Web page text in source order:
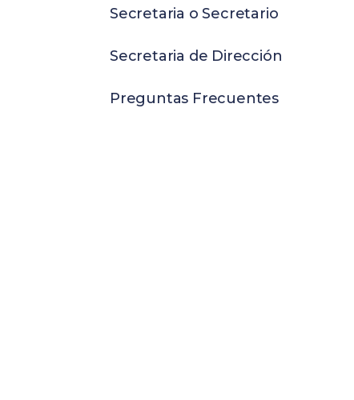
Secretaria o Secretario
Secretaria de Dirección
Preguntas Frecuentes